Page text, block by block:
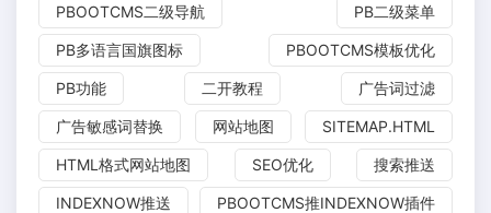
PBOOTCMS二级导航 PB二级菜单
PB多语言国旗图标 PBOOTCMS模板优化
PB功能 二开教程 广告词过滤
广告敏感词替换 网站地图 SITEMAP.HTML
HTML格式网站地图 SEO优化 搜索推送
INDEXNOW推送 PBOOTCMS推INDEXNOW插件